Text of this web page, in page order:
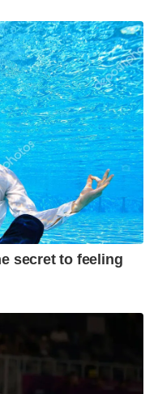
รักษาได้ นี่คือ สิ่งที่นา
อสั่งการมา
น่าจะมีปัญหาอะไร
กล่าวว่า ถ้าดูทางฝ่าย
รจาพูดคุยหารือกันอยู่
ยสนับสนุนทหารทุก
เราก็เปิดของเราอย่าง
คนที่เสียประโยชน์
อะไรตรงนี้ ไม่ก้าวล่วง
จะทำให้เกิด
นละ 6-7 ชั่วโมงอยู่
มง ถามว่า ใครเสีย
าขายของกับเราไม่
เขา ก็แล้วแต่
กับประชาชนในพื้นที่
เพื่อไม่ให้เกิด